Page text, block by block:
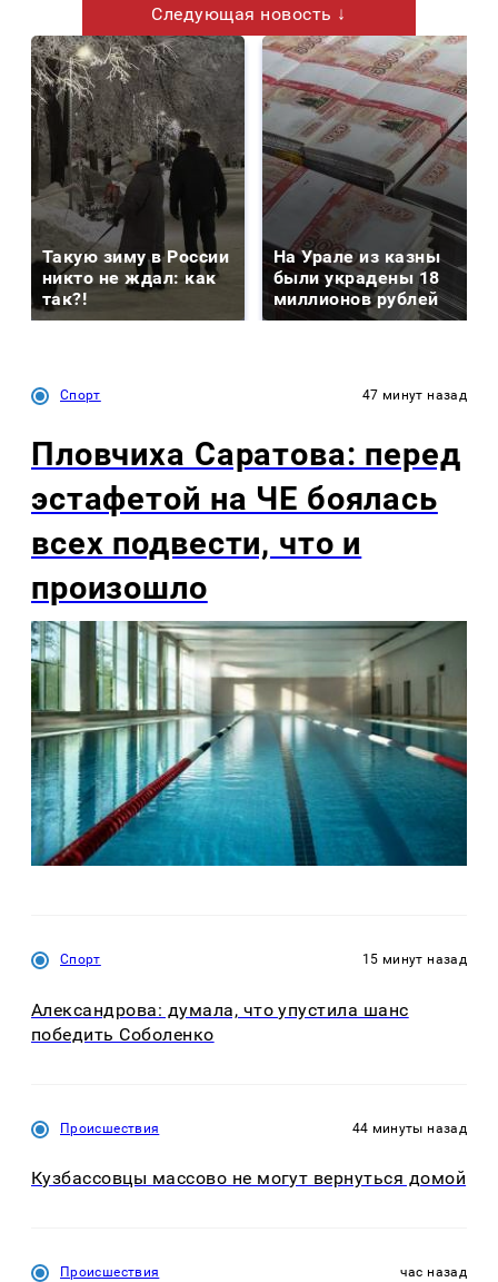
Следующая новость ↓
Такую зиму в России
никто не ждал: как
так?!
На Урале из казны
были украдены 18
миллионов рублей
Спорт 47 минут назад
Пловчиха Саратова: перед
эстафетой на ЧЕ боялась
всех подвести, что и
произошло
Спорт 15 минут назад
Александрова: думала, что упустила шанс
победить Соболенко
Происшествия 44 минуты назад
Кузбассовцы массово не могут вернуться домой
Происшествия час назад